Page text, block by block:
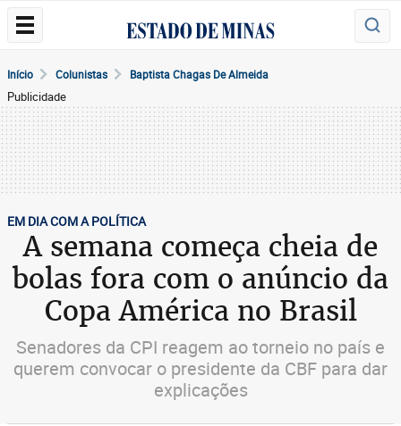
Início Colunistas Baptista Chagas De Almeida
Publicidade
EM DIA COM A POLÍTICA
A semana começa cheia de
bolas fora com o anúncio da
Copa América no Brasil
Senadores da CPI reagem ao torneio no país e
querem convocar o presidente da CBF para dar
explicações